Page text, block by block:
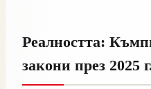
Реалността:
закони през 2025